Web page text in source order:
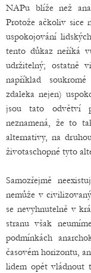
NAPu blíže než
Protože ačkoliv sice
uspokojování
tento důkaz neříká
udržitelný; ostatně
například
zdaleka nejen)
jsou tato odvětví
neznamená, že to
alternativy, na
životaschopné tyto
Samozřejmě
nemůže v
se nevyhnutelně v
stranu však
podmínkách
časovém horizontu,
lidem opět vládnout